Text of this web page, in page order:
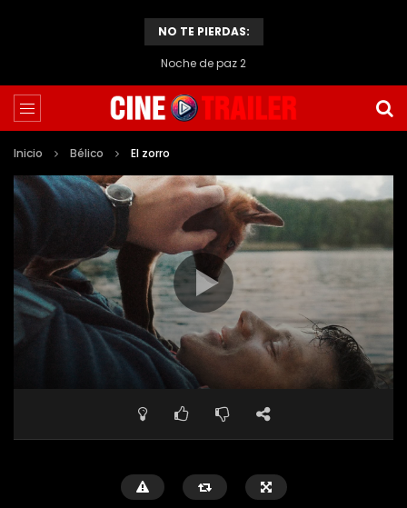
NO TE PIERDAS:
Noche de paz 2
Inicio Bélico El zorro